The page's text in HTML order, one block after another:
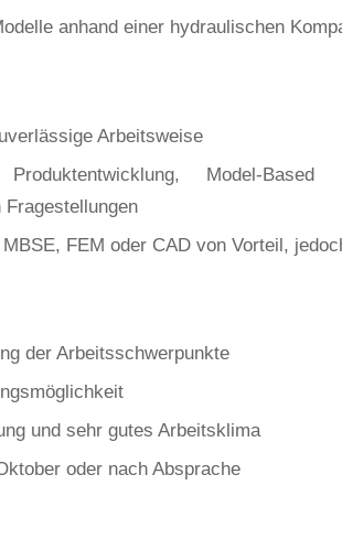
anhand einer hydraulischen
Arbeitsweise
Model-
FEM oder CAD von Vorteil,
der Arbeitsschwerpunkte
und sehr gutes Arbeitsklima
oder nach Absprache